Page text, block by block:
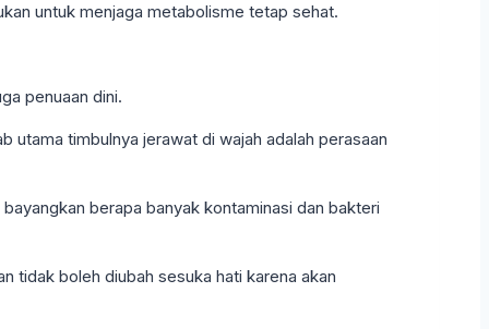
untuk menjaga metabolisme tetap sehat.
penuaan dini.
utama timbulnya jerawat di wajah adalah perasaan
berapa banyak kontaminasi dan bakteri
tidak boleh diubah sesuka hati karena akan